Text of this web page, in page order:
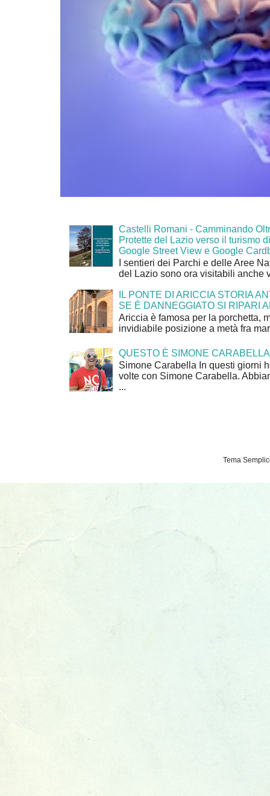
Castelli Romani - Camminando
Protette del Lazio verso il turismo
Google Street View e Google
I sentieri dei Parchi e delle Aree
del Lazio sono ora visitabili anche
IL PONTE DI ARICCIA STORIA
SE È DANNEGGIATO SI RIPARI
Ariccia è famosa per la porchetta,
invidiabile posizione a metà fra
QUESTO È SIMONE CARABELLA
Simone Carabella In questi giorni
volte con Simone Carabella.
...
Tema